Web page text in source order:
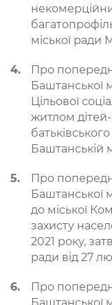
міської ради
Про
Баштанської
Цільової
житлом дітей-
Баштанській
Про
Баштанської
до міської
захисту
2021 року,
ради від 27
Про